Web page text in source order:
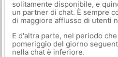
solitamente disponibile, e
un partner di chat. È sempre
di maggiore afflusso di utenti
E d'altra parte, nel periodo
pomeriggio del giorno
nella chat è inferiore.